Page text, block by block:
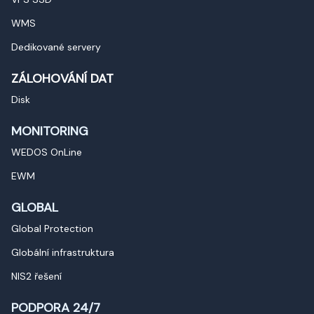
WMS
Dedikované servery
ZÁLOHOVÁNÍ DAT
Disk
MONITORING
WEDOS OnLine
EWM
GLOBAL
Global Protection
Globální infrastruktura
NIS2 řešení
PODPORA 24/7